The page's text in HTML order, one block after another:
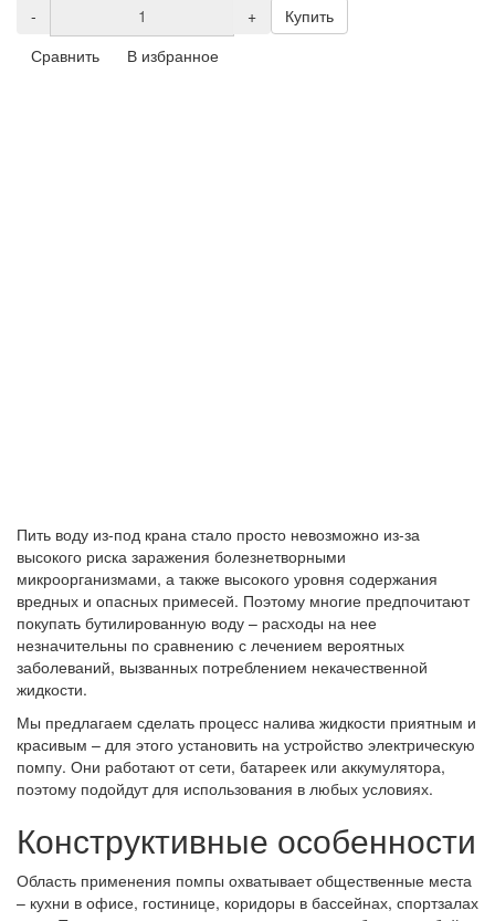
- +
Купить
Сравнить
В избранное
Пить воду из-под крана стало просто невозможно из-за
высокого риска заражения болезнетворными
микроорганизмами, а также высокого уровня содержания
вредных и опасных примесей. Поэтому многие предпочитают
покупать бутилированную воду – расходы на нее
незначительны по сравнению с лечением вероятных
заболеваний, вызванных потреблением некачественной
жидкости.
Мы предлагаем сделать процесс налива жидкости приятным и
красивым – для этого установить на устройство электрическую
помпу. Они работают от сети, батареек или аккумулятора,
поэтому подойдут для использования в любых условиях.
Конструктивные особенности
Область применения помпы охватывает общественные места
– кухни в офисе, гостинице, коридоры в бассейнах, спортзалах